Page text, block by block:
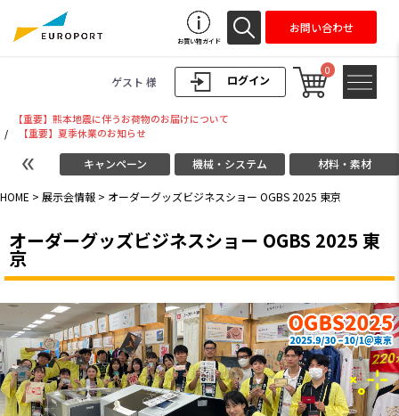
ログイン
ゲスト 様
0
お買い物ガイド
お問い合わせ
【重要】熊本地震に伴うお荷物のお届けについて
/
【重要】夏季休業のお知らせ
キャンペーン 機械・システム 材料・素材
HOME > 展示会情報 > オーダーグッズビジネスショー OGBS 2025 東京
オーダーグッズビジネスショー OGBS 2025 東
京